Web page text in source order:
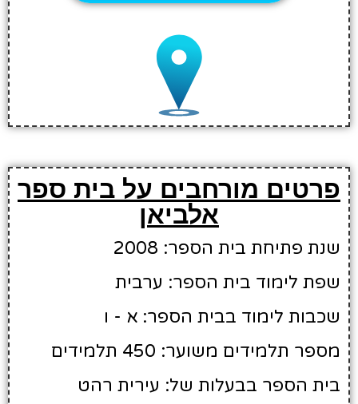
פרטים מורחבים על בית ספר
אלביאן
שנת פתיחת בית הספר: 2008
שפת לימוד בית הספר: ערבית
שכבות לימוד בבית הספר: א - ו
מספר תלמידים משוער: 450 תלמידים
בית הספר בבעלות של: עירית רהט